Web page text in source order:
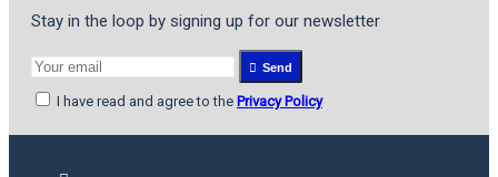
Stay in the loop by signing up for our newsletter
Send
I have read and agree to the Privacy Policy